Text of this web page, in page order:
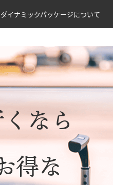
ダイナミックパッケージについて
なら
得な